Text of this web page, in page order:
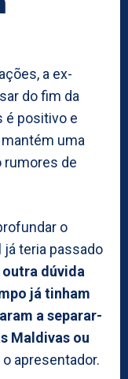
a ex-
do fim da
é positivo e
uma
rumores de
o
teria passado
outra dúvida
já tinham
a separar-
Maldivas ou
o apresentador.